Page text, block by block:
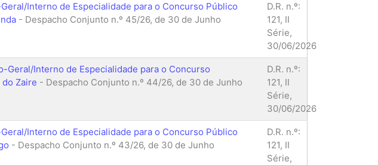
Interno de Especialidade para o Concurso Público
- Despacho Conjunto n.º 45/26, de 30 de Junho
D.R. n.º:
121, II
Série,
30/06/2026
Geral/Interno de Especialidade para o Concurso
Zaire - Despacho Conjunto n.º 44/26, de 30 de Junho
D.R. n.º:
121, II
Série,
30/06/2026
Interno de Especialidade para o Concurso Público
- Despacho Conjunto n.º 43/26, de 30 de Junho
D.R. n.º:
121, II
Série,